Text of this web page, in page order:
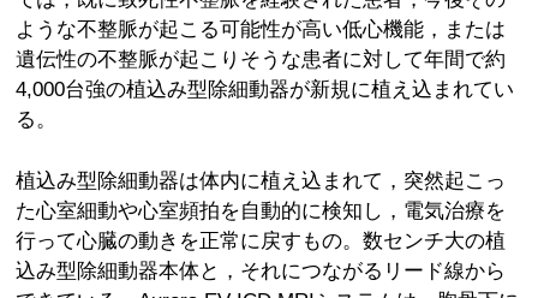
ような不整脈が起こる可能性が高い低心機能，または
遺伝性の不整脈が起こりそうな患者に対して年間で約
4,000台強の植込み型除細動器が新規に植え込まれてい
る。
植込み型除細動器は体内に植え込まれて，突然起こっ
た心室細動や心室頻拍を自動的に検知し，電気治療を
行って心臓の動きを正常に戻すもの。数センチ大の植
込み型除細動器本体と，それにつながるリード線から